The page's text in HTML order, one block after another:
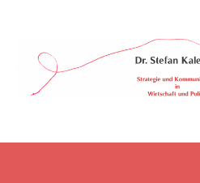
Stefan
KOMMUNIKATION